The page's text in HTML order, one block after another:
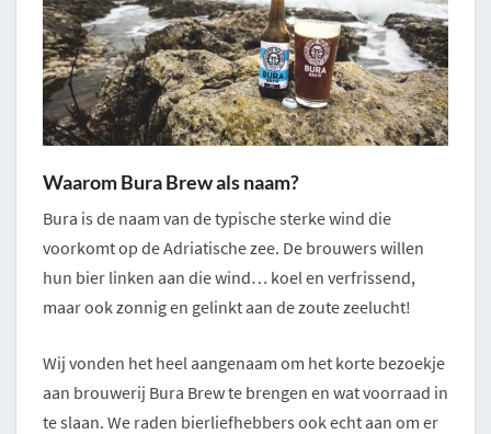
Waarom Bura Brew als naam?
Bura is de naam van de typische sterke wind die
voorkomt op de Adriatische zee. De brouwers willen
hun bier linken aan die wind… koel en verfrissend,
maar ook zonnig en gelinkt aan de zoute zeelucht!
Wij vonden het heel aangenaam om het korte bezoekje
aan brouwerij Bura Brew te brengen en wat voorraad in
te slaan. We raden bierliefhebbers ook echt aan om er